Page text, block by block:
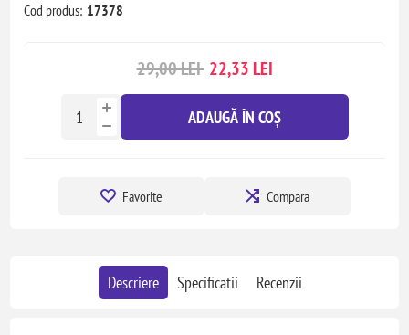
Cod produs: 17378
29,00 LEI 22,33 LEI
ADAUGĂ ÎN COȘ
Favorite Compara
Descriere Specificatii Recenzii